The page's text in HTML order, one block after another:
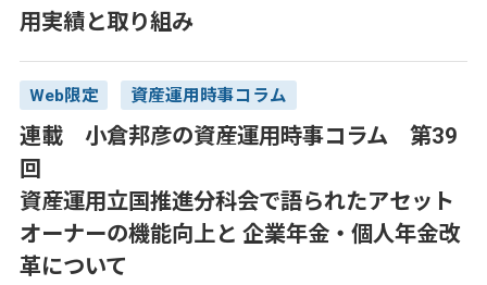
用実績と取り組み
Web限定 資産運用時事コラム
連載 小倉邦彦の資産運用時事コラム 第39
回
資産運用立国推進分科会で語られたアセット
オーナーの機能向上と 企業年金・個人年金改
革について